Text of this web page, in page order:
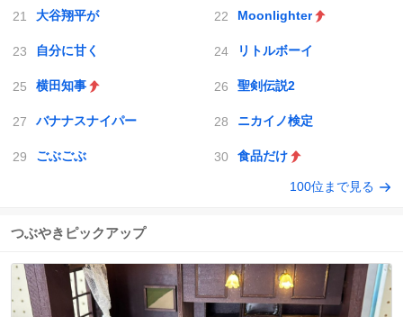
大谷翔平が Moonlighter
自分に甘く リトルボーイ
横田知事 聖剣伝説2
バナナスナイパー ニカイノ検定
ごぶごぶ 食品だけ
100位まで見る
つぶやきピックアップ